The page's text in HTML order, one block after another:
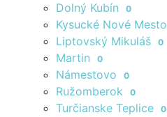
Dolný Kubín 0
Kysucké Nové Mesto
Liptovský Mikuláš 0
Martin 0
Námestovo 0
Ružomberok 0
Turčianske Teplice 0